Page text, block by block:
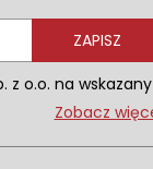
ZAPISZ
z o.o. na wskazany
danych
Zobacz